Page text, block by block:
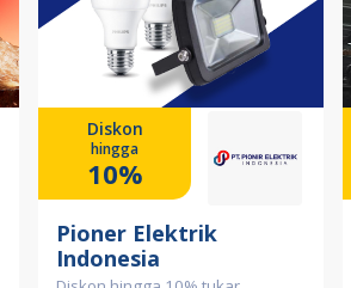
Diskon
hingga
10%
Pioner Elektrik
Indonesia